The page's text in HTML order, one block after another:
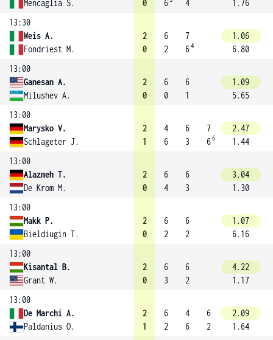
Mencaglia S.
0
6
4
1.76
13:30
Weis A.
Fondriest M.
2
0
6
2
7
64
1.06
6.80
13:00
Ganesan A.
Milushev A.
2
0
6
0
6
1
1.09
5.65
13:00
Marysko V.
Schlageter J.
2
1
4
6
6
3
7
66
2.47
1.44
13:00
Alazmeh T.
De Krom M.
2
0
6
4
6
3
3.04
1.30
13:00
Makk P.
Bieldiugin T.
2
0
6
2
6
2
1.07
6.16
13:00
Kisantal B.
Grant W.
2
0
6
3
6
2
4.22
1.17
13:00
De Marchi A.
Paldanius O.
2
1
6
2
4
6
6
2
2.09
1.64